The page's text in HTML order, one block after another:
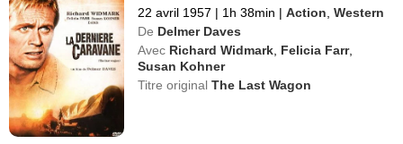
22 avril 1957 | 1h 38min | Action ,Western
De Delmer Daves
Avec Richard Widmark Felicia Farr,
Susan Kohner
Titre originalThe Last Wagon